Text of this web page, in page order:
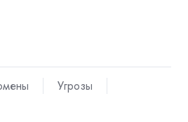
Угрозы